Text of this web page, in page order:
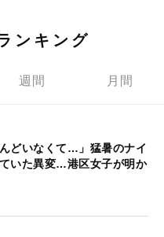
ンキング
週間 月間
んどいなくて…」猛暑のナイ
いた異変…港区女子が明か